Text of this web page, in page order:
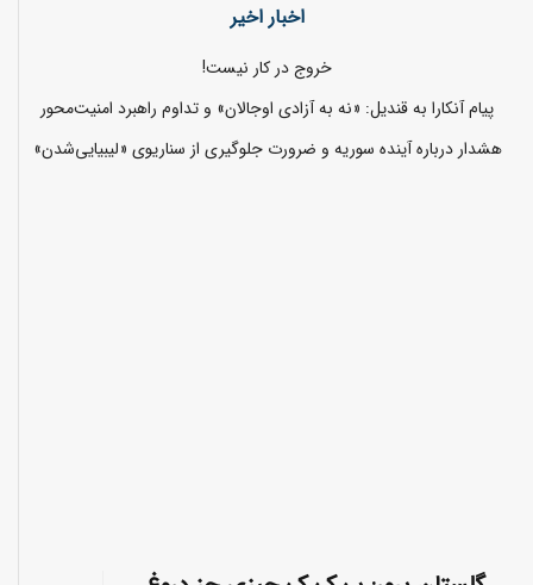
اخبار اخیر
خروج در کار نیست!
پیام آنکارا به قندیل: «نه به آزادی اوجالان» و تداوم راهبرد امنیت‌محور
هشدار درباره آینده سوریه و ضرورت جلوگیری از سناریوی «لیبیایی‌شدن»